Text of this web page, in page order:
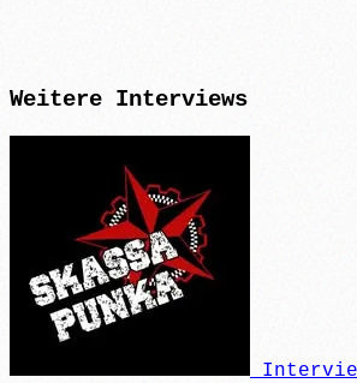
Weitere Interviews